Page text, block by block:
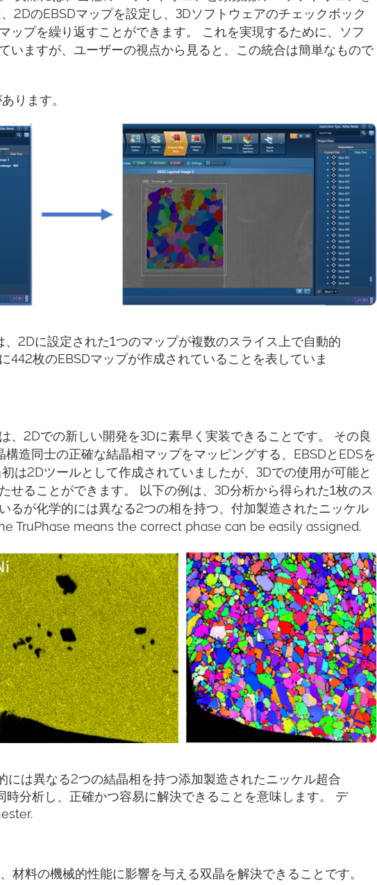
2DのEBSDマップを設定し、3Dソフトウェアのチェックボック
ップを繰り返すことができます。 これを実現するために、ソフ
いますが、ユーザーの視点から見ると、この統合は簡単なもので
ります。
2Dに設定された1つのマップが複数のスライス上で自動的
442枚のEBSDマップが作成されていることを表していま
、2Dでの新しい開発を3Dに素早く実装できることです。 その良
造同士の正確な結晶相マップをマッピングする、EBSDとEDSを
は2Dツールとして作成されていましたが、3Dでの使用が可能と
せることができます。 以下の例は、3D分析から得られた1枚のス
るが化学的には異なる2つの相を持つ、付加製造されたニッケル
TruPhase means the correct phase can be easily assigned.
には異なる2つの結晶相を持つ添加製造されたニッケル超合
時分析し、正確かつ容易に解決できることを意味します。 デ
材料の機械的性能に影響を与える双晶を解決できることです。